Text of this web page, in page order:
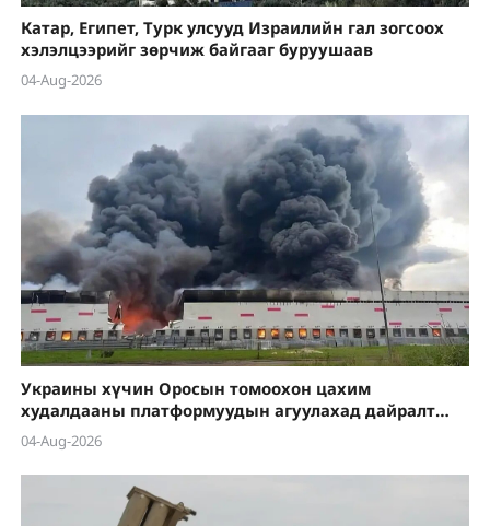
Катар, Египет, Турк улсууд Израилийн гал зогсоох
хэлэлцээрийг зөрчиж байгааг буруушаав
04-Aug-2026
Украины хүчин Оросын томоохон цахим
худалдааны платформуудын агуулахад дайралт
хийсээр байна
04-Aug-2026